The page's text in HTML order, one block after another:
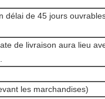
délai de 45 jours
de livraison aura lieu
les marchandises)